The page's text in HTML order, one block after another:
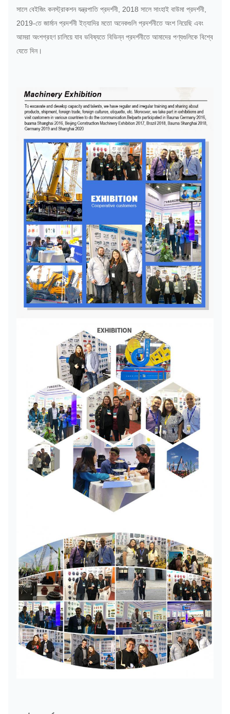
সালে বেইজিং কনস্ট্রাকশন যন্ত্রপাতি প্রদর্শনী, 2018 সালে সাংহাই বাউমা প্রদর্শনী,
2019-তে জার্মান প্রদর্শনী ইত্যাদির মতো অনেকগুলি প্রদর্শনীতে অংশ নিয়েছি এবং
আমরা অংশগ্রহণ চালিয়ে যাব ভবিষ্যতে বিভিন্ন প্রদর্শনীতে আমাদের পণ্যগুলিকে বিশ্বে
যেতে দিন।